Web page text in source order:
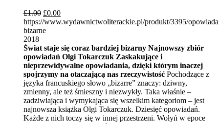
£1.00 £0.00
https://www.wydawnictwoliterackie.pl/produkt/3395/
bizarne
2018
Świat staje się coraz bardziej bizarny Najnowszy zbiór
opowiadań Olgi Tokarczuk Zaskakujące i
nieprzewidywalne opowiadania, dzięki którym inaczej
spojrzymy na otaczającą nas rzeczywistość Pochodzące z
języka francuskiego słowo „bizarre” znaczy: dziwny,
zmienny, ale też śmieszny i niezwykły. Taka właśnie –
zadziwiająca i wymykająca się wszelkim kategoriom – jest
najnowsza książka Olgi Tokarczuk. Dziesięć opowiadań.
Każde z nich toczy się w innej przestrzeni. Wołyń w epoce